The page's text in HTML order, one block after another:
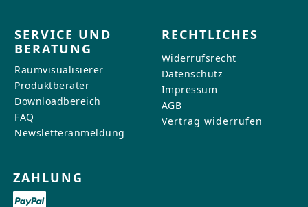
SERVICE UND
BERATUNG
Raumvisualisierer
Produktberater
Downloadbereich
FAQ
Newsletteranmeldung
RECHTLICHES
Widerrufsrecht
Datenschutz
Impressum
AGB
Vertrag widerrufen
ZAHLUNG